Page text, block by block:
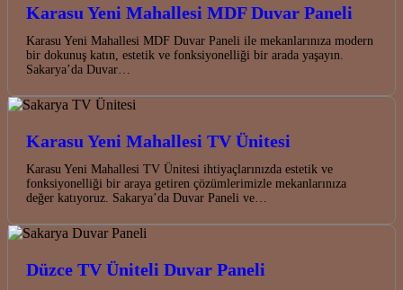
Karasu Yeni Mahallesi MDF Duvar Paneli
Karasu Yeni Mahallesi MDF Duvar Paneli ile mekanlarınıza modern
bir dokunuş katın, estetik ve fonksiyonelliği bir arada yaşayın.
Sakarya’da Duvar…
Karasu Yeni Mahallesi TV Ünitesi
Karasu Yeni Mahallesi TV Ünitesi ihtiyaçlarınızda estetik ve
fonksiyonelliği bir araya getiren çözümlerimizle mekanlarınıza
değer katıyoruz. Sakarya’da Duvar Paneli ve…
Düzce TV Üniteli Duvar Paneli